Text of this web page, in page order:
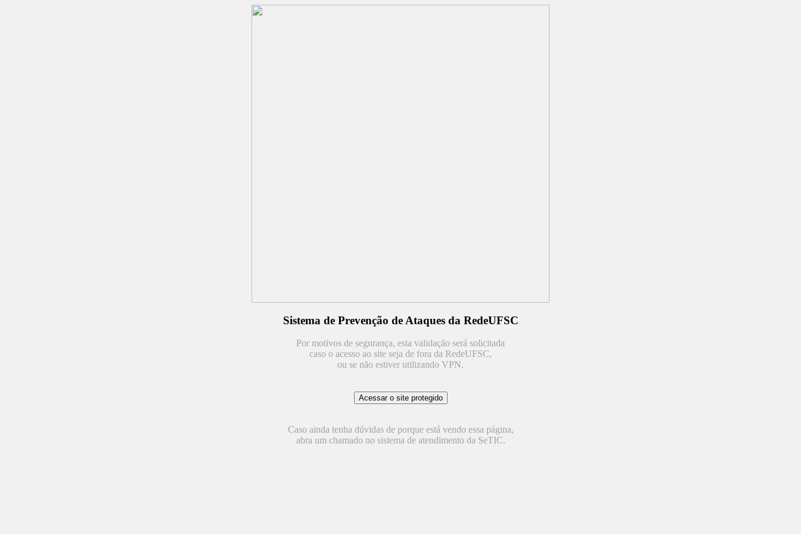
Sistema de Prevenção de Ataques da RedeUFSC
Por motivos de segurança, esta validação será solicitada
caso o acesso ao site seja de fora da RedeUFSC,
ou se não estiver utilizando VPN.
Caso ainda tenha dúvidas de porque está vendo essa página,
abra um chamado no sistema de atendimento da SeTIC.